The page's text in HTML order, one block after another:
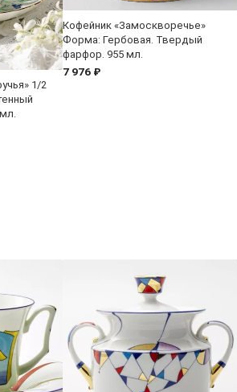
1/2
Кофейник «Замоскворечье»
Форма: Гербовая. Твердый
фарфор. 955 мл.
7 976 ₽